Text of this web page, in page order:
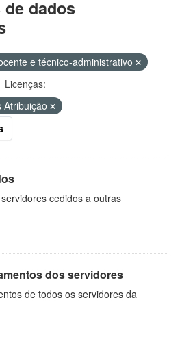
dados
e técnico-administrativo
Licenças:
Atribuição
cedidos a outras
dos servidores
de todos os servidores da